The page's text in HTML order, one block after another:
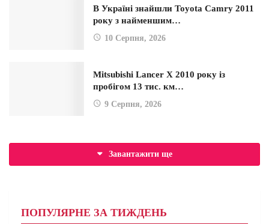
В Україні знайшли Toyota Camry 2011
року з найменшим…
10 Серпня, 2026
Mitsubishi Lancer X 2010 року із
пробігом 13 тис. км…
9 Серпня, 2026
Завантажити ще
ПОПУЛЯРНЕ ЗА ТИЖДЕНЬ